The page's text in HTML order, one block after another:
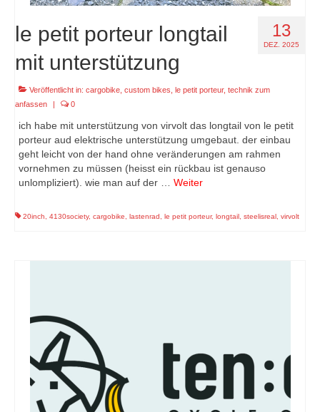
13
DEZ. 2025
le petit porteur longtail
mit unterstützung
Veröffentlicht in: cargobike custom bikes le petit porteur, technik zum
anfassen
| 0
ich habe mit unterstützung von virvolt das longtail von le petit
porteur aud elektrische unterstützung umgebaut. der einbau
geht leicht von der hand ohne veränderungen am rahmen
vornehmen zu müssen (heisst ein rückbau ist genauso
unlompliziert). wie man auf der … Weiter
20inch 4130society, cargobike lastenrad le petit porteur, longtail steelisreal virvolt